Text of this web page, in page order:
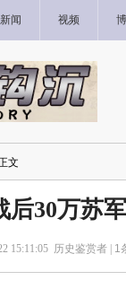
新闻 视频
文
后30万苏
15:11:05 历史鉴赏者 | 1